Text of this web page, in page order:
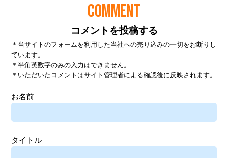
COMMENT
コメントを投稿する
＊当サイトのフォームを利用した当社への売り込みの一切をお断りし
ています。
＊半角英数字のみの入力はできません。
＊いただいたコメントはサイト管理者による確認後に反映されます。
お名前
タイトル